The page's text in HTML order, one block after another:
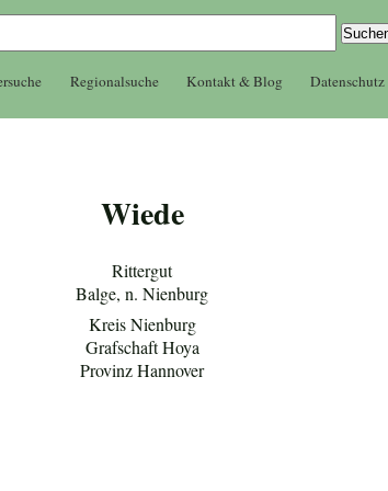
Regionalsuche Kontakt & Blog Datenschutz
Wiede
Rittergut
Balge, n. Nienburg
Kreis Nienburg
Grafschaft Hoya
Provinz Hannover